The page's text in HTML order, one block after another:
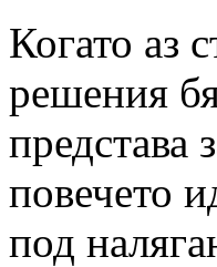
Когато аз
решения
представа
повечето
под